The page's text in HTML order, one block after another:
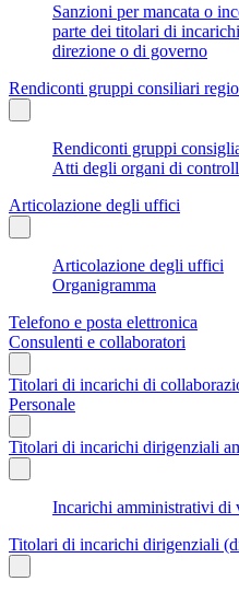
Sanzioni per mancata o
parte dei titolari di
direzione o di governo
Rendiconti gruppi consiliari
Rendiconti gruppi
Atti degli organi di
Articolazione degli uffici
Articolazione degli uffici
Organigramma
Telefono e posta elettronica
Consulenti e collaboratori
Titolari di incarichi di
Personale
Titolari di incarichi dirigenziali
Incarichi amministrativi di
Titolari di incarichi dirigenziali